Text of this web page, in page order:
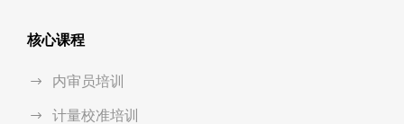
核心课程
内审员培训
计量校准培训